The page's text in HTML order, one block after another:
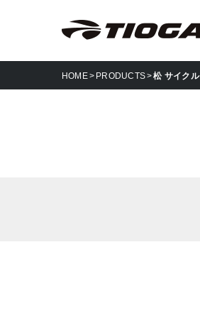
HOME PRODUCTS 松 サイクル